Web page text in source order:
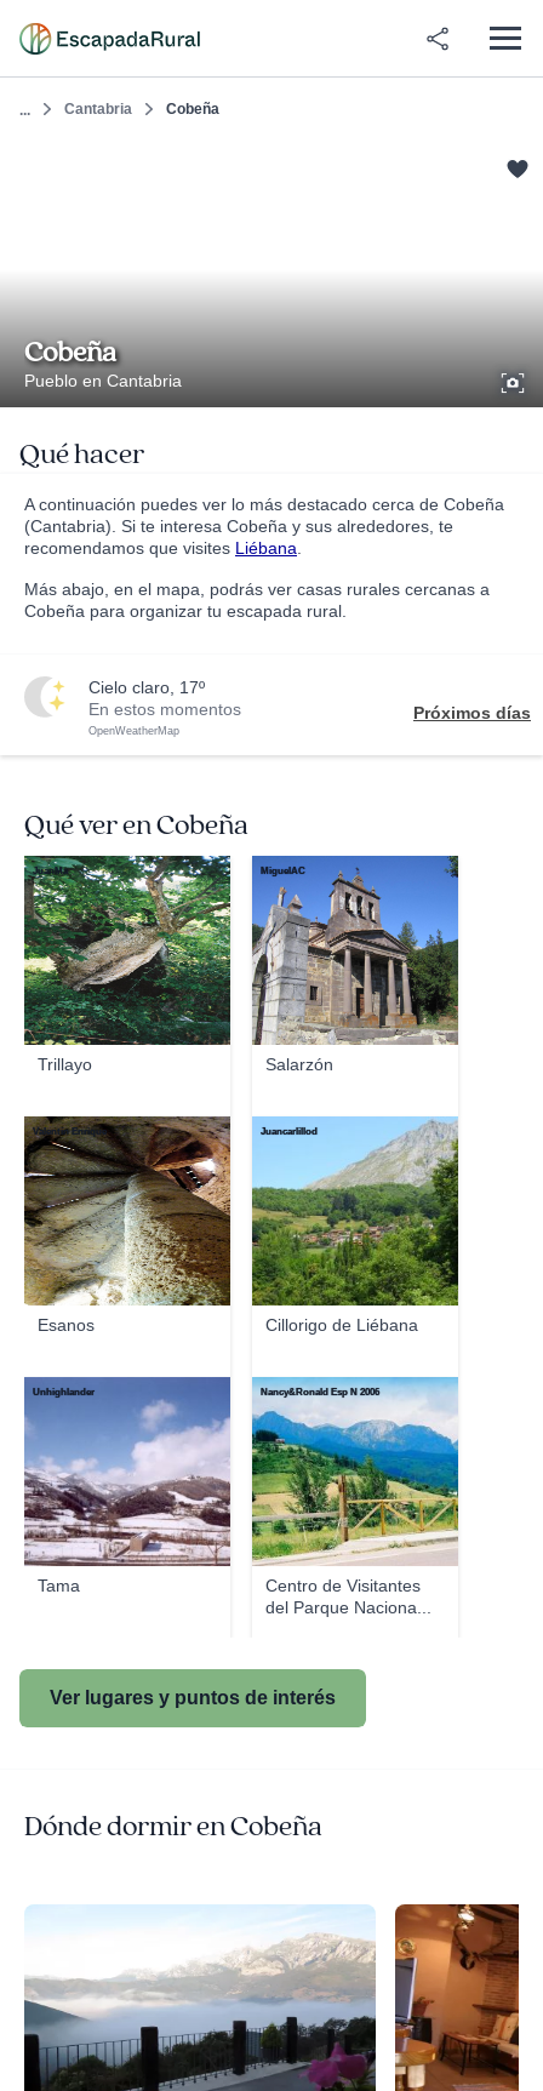
... Cantabria Cobeña
Cobeña
Pueblo en Cantabria
Qué hacer
A continuación puedes ver lo más destacado cerca de Cobeña
(Cantabria). Si te interesa Cobeña y sus alrededores, te
recomendamos que visites Liébana
Más abajo, en el mapa, podrás ver casas rurales cercanas a
Cobeña para organizar tu escapada rural.
cielo claro, 17º
En estos momentos
OpenWeatherMap
Próximos días
Qué ver en Cobeña
Trillayo
JuanMa
Salarzón
MiguelAC
Esanos
Valentín Enrique
Cillorigo de Liébana
Juancarlillod
Tama
Unhighlander
Centro de Visitantes
del Parque Naciona...
Nancy&Ronald Esp N 2006
Ver lugares y puntos de interés
Dónde dormir en Cobeña